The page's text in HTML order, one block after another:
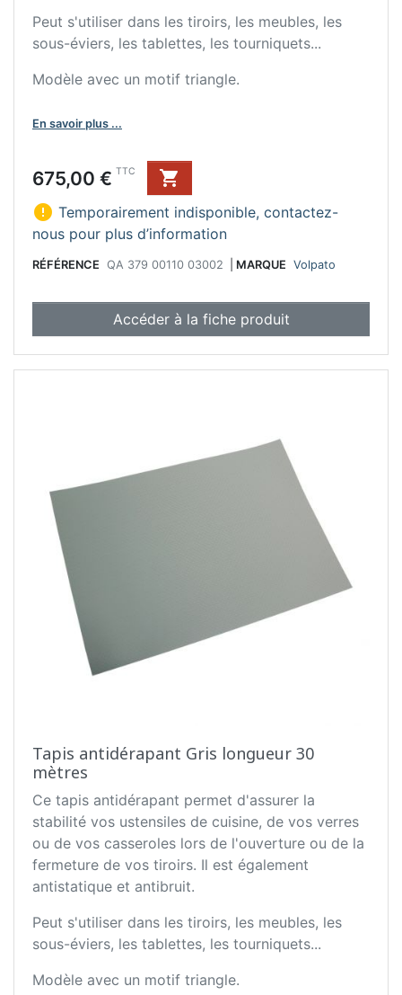
Peut s'utiliser dans les tiroirs, les meubles, les
sous-éviers, les tablettes, les tourniquets...
Modèle avec un motif triangle.
En savoir plus ...
Prix
675,00 € TTC

 Temporairement indisponible, contactez-
nous pour plus d’information
RÉFÉRENCE QA 379 00110 03002 MARQUE Volpato
Accéder à la fiche produit
Tapis antidérapant Gris longueur 30
mètres
Ce tapis antidérapant permet d'assurer la
stabilité vos ustensiles de cuisine, de vos verres
ou de vos casseroles lors de l'ouverture ou de la
fermeture de vos tiroirs. Il est également
antistatique et antibruit.
Peut s'utiliser dans les tiroirs, les meubles, les
sous-éviers, les tablettes, les tourniquets...
Modèle avec un motif triangle.